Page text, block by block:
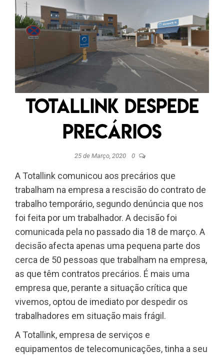
Totallink despede
precários
25 de Março, 2020 0
A Totallink comunicou aos precários que
trabalham na empresa a rescisão do contrato de
trabalho temporário, segundo denúncia que nos
foi feita por um trabalhador. A decisão foi
comunicada pela no passado dia 18 de março. A
decisão afecta apenas uma pequena parte dos
cerca de 50 pessoas que trabalham na empresa,
as que têm contratos precários. É mais uma
empresa que, perante a situação crítica que
vivemos, optou de imediato por despedir os
trabalhadores em situação mais frágil.
A Totallink, empresa de serviços e
equipamentos de telecomunicações, tinha a seu